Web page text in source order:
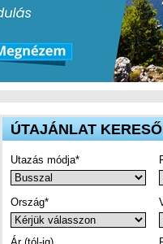
ÚTAJÁNLAT KERESŐ
Utazás módja*
Ország*